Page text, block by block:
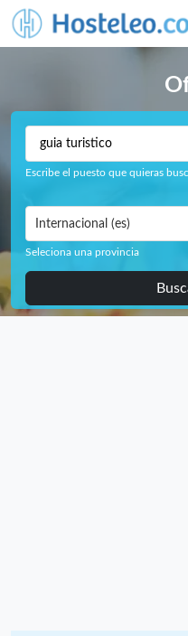
Escribe el puesto que quieras
Internacional (es)
Seleciona una provincia